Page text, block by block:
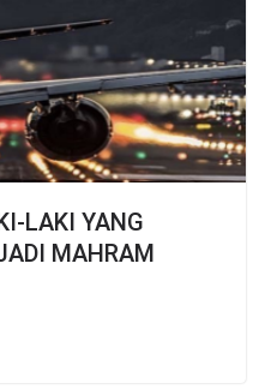
LAKI YANG
MAHRAM